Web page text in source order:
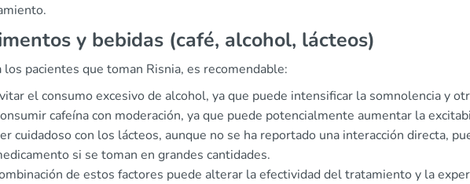
y bebidas (café, alcohol, lácteos)
los pacientes que toman Risnia, es recomendable:
el consumo excesivo de alcohol, ya que puede intensificar la somnolencia y
cafeína con moderación, ya que puede potencialmente aumentar la
cuidadoso con los lácteos, aunque no se ha reportado una interacción directa,
si se toman en grandes cantidades.
de estos factores puede alterar la efectividad del tratamiento y la